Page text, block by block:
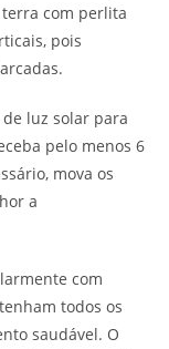
com perlita
pois
luz solar para
pelo menos 6
mova os
a
com
todos os
saudável. O